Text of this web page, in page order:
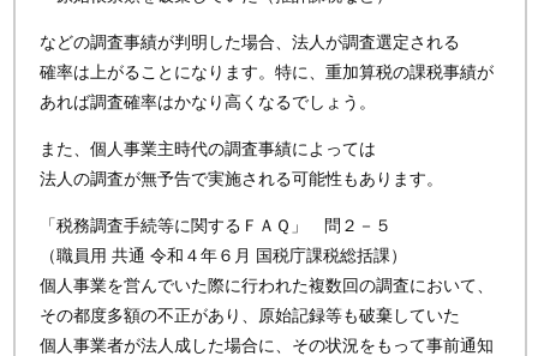
などの調査事績が判明した場合、法人が調査選定される
確率は上がることになります。特に、重加算税の課税事績が
あれば調査確率はかなり高くなるでしょう。
また、個人事業主時代の調査事績によっては
法人の調査が無予告で実施される可能性もあります。
「税務調査手続等に関するＦＡＱ」 問２－５
（職員用 共通 令和４年６月 国税庁課税総括課）
個人事業を営んでいた際に行われた複数回の調査において、
その都度多額の不正があり、原始記録等も破棄していた
個人事業者が法人成した場合に、その状況をもって事前通知